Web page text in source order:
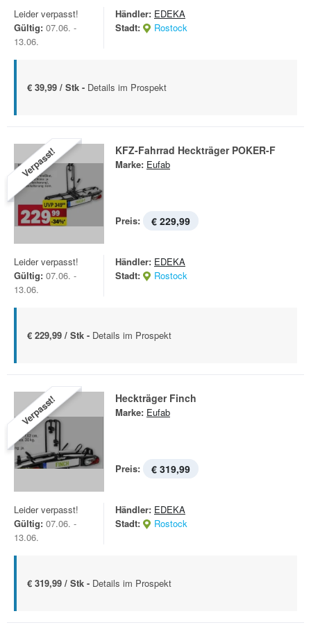
Leider verpasst!
Gültig: 07.06. -
13.06.
Händler: EDEKA
Stadt:
Rostock
€ 39,99 / Stk - Details im Prospekt
Verpasst! KFZ-Fahrrad Heckträger POKER-F
Marke: Eufab
Preis: € 229,99
Leider verpasst!
Gültig: 07.06. -
13.06.
Händler: EDEKA
Stadt:
Rostock
€ 229,99 / Stk - Details im Prospekt
Verpasst! Heckträger Finch
Marke: Eufab
Preis: € 319,99
Leider verpasst!
Gültig: 07.06. -
13.06.
Händler: EDEKA
Stadt:
Rostock
€ 319,99 / Stk - Details im Prospekt